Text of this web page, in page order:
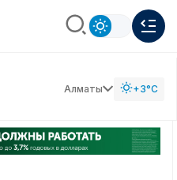
Алматы +3°C